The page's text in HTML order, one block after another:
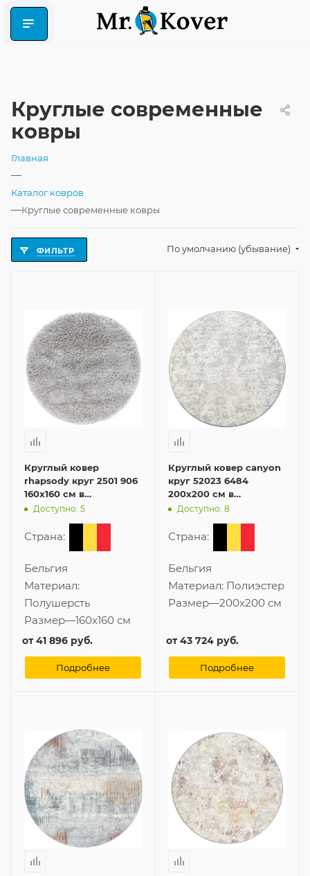
Круглые современные
ковры
Главная
—
Каталог ковров
—Круглые современные ковры
ФИЛЬТР По умолчанию (убывание)
Круглый ковер
rhapsody круг 2501 906
160x160 см в
современном стиле
Доступно: 5
Страна:
Бельгия
Материал:
Полушерсть
Размер—160x160 см
от41 896 руб.
Подробнее
Круглый ковер canyon
круг 52023 6484
200x200 см в
современном стиле
Доступно: 8
Страна:
Бельгия
Материал: Полиэстер
Размер—200x200 см
от43 724 руб.
Подробнее